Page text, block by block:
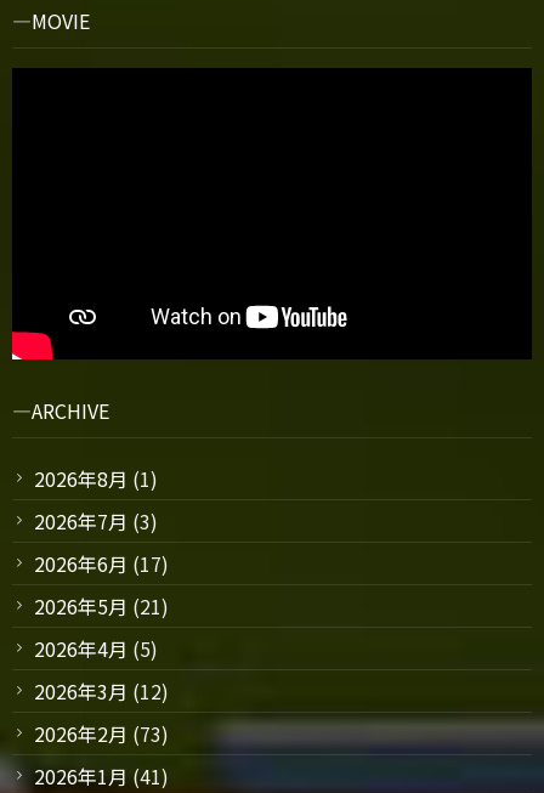
MOVIE
ARCHIVE
2026年8月 (1)
2026年7月 (3)
2026年6月 (17)
2026年5月 (21)
2026年4月 (5)
2026年3月 (12)
2026年2月 (73)
2026年1月 (41)